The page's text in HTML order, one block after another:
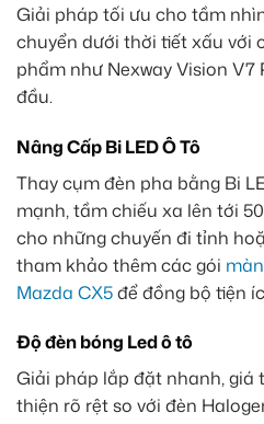
Giải pháp tối ưu cho tầm
chuyển dưới thời tiết xấu với
phẩm như Nexway Vision
đầu.
Nâng Cấp Bi LED Ô Tô
Thay cụm đèn pha bằng Bi
mạnh, tầm chiếu xa lên tới
cho những chuyến đi tỉnh
tham khảo thêm các gói
Mazda CX5để đồng bộ tiện
Độ đèn bóng Led ô tô
Giải pháp lắp đặt nhanh, giá
thiện rõ rệt so với đèn